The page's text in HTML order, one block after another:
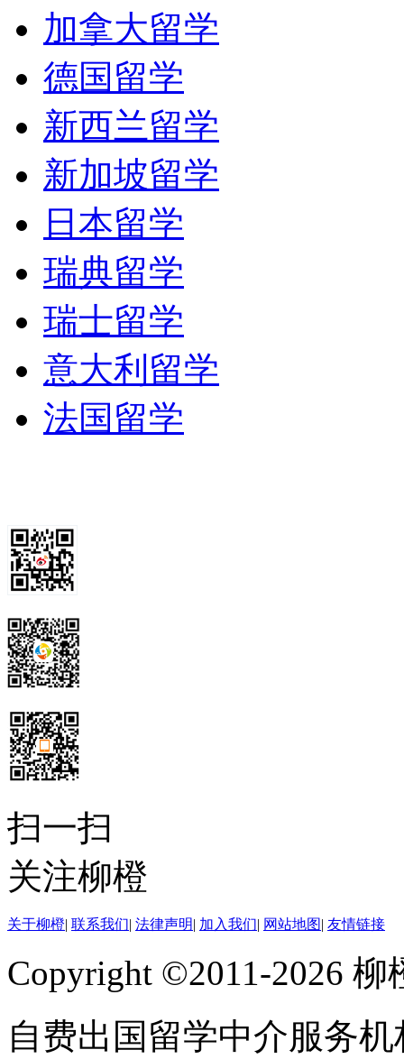
3. 数学和科学辅导
4. 广泛的学生福利网
5. 同侪调解Peer
加拿大留学
德国留学
新西兰留学
新加坡留学
日本留学
瑞典留学
瑞士留学
意大利留学
法国留学
扫一扫
关注柳橙
关于柳橙| 联系我们| 法律声明| 加入我们| 网站地图| 友情链接
Copyright ©2011-2026
自费出国留学中介服务